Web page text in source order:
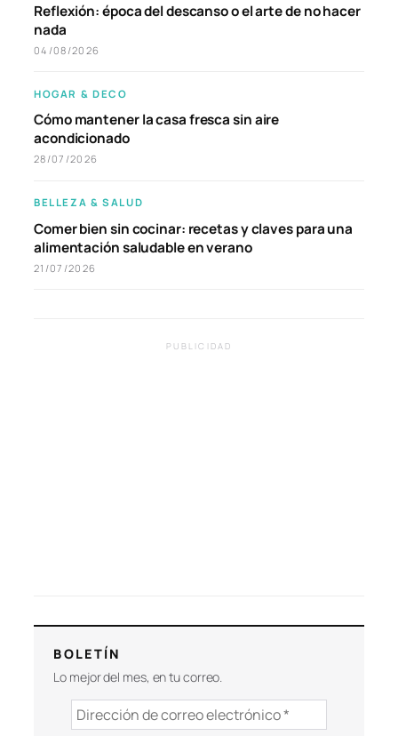
Reflexión: época del descanso o el arte de no hacer
nada
04/08/2026
HOGAR & DECO
Cómo mantener la casa fresca sin aire
acondicionado
28/07/2026
BELLEZA & SALUD
Comer bien sin cocinar: recetas y claves para una
alimentación saludable en verano
21/07/2026
PUBLICIDAD
BOLETÍN
Lo mejor del mes, en tu correo.